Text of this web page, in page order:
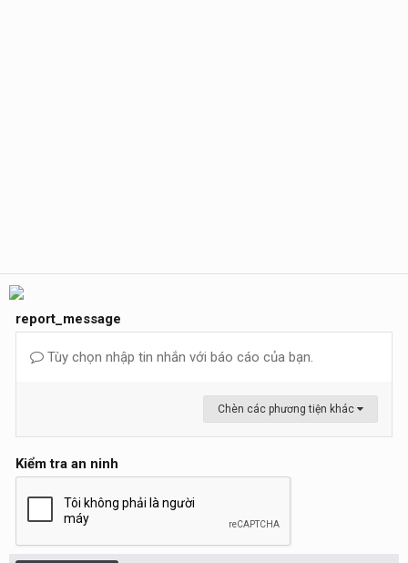
report_message
Tùy chọn nhập tin nhắn với báo cáo của bạn.
Chèn các phương tiện khác
Kiểm tra an ninh